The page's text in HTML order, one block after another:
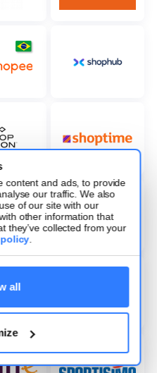
content and ads, to provide
our traffic. We also
of our site with our
other information that
they’ve collected from your
.
all